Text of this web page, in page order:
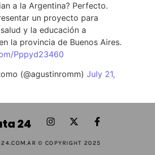
a la Argentina? Perfecto.
un proyecto para
y la educación a
la provincia de Buenos Aires.
Pppyd23460
(@agustinromm) July 21,
24
24.COM.AR © COPYRIGHT 2025